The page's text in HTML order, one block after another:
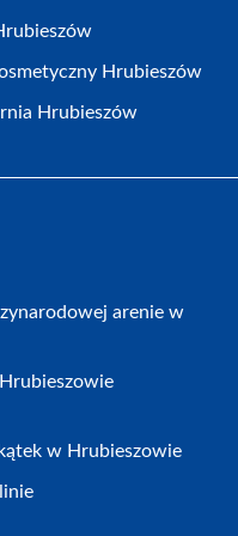
Hrubieszów
Hrubieszów
arenie w
w Hrubieszowie